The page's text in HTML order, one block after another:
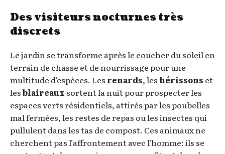
Des visiteurs nocturnes très
discrets
Le jardin se transforme après le coucher du soleil en
terrain de chasse et de nourrissage pour une
multitude d’espèces. Les renards, les hérissons et
lesblaireaux sortent la nuit pour prospecter les
espaces verts résidentiels, attirés par les poubelles
mal fermées, les restes de repas ou les insectes qui
pullulent dans les tas de compost. Ces animaux ne
cherchent pas l’affrontement avec l’homme: ils se